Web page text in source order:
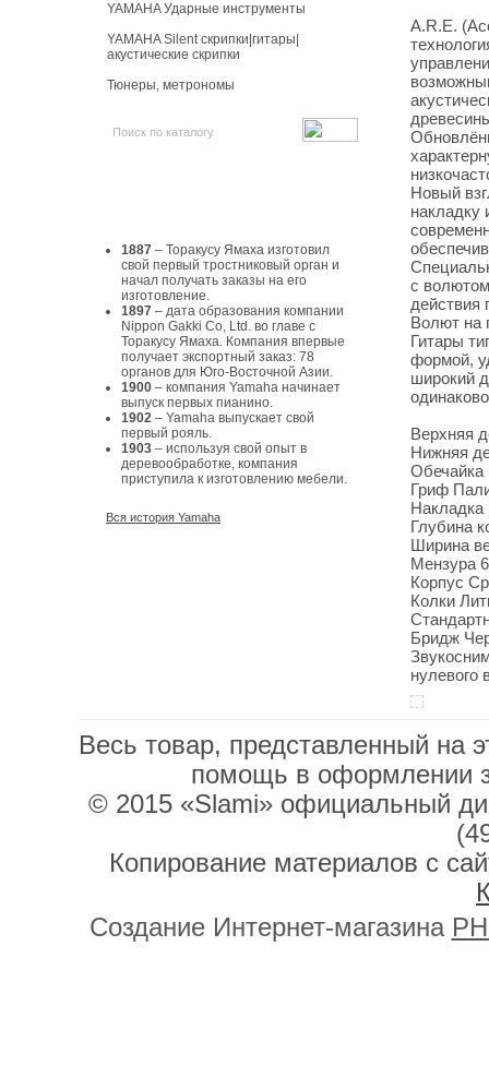
YAMAHA Ударные инструменты
YAMAHA Silent скрипки|гитары|
акустические скрипки
Тюнеры, метрономы
1887 – Торакусу Ямаха изготовил
свой первый тростниковый орган и
начал получать заказы на его
изготовление.
1897 – дата образования компании
Nippon Gakki Co, Ltd. во главе с
Торакусу Ямаха. Компания впервые
получает экспортный заказ: 78
органов для Юго-Восточной Азии.
1900 – компания Yamaha начинает
выпуск первых пианино.
1902 – Yamaha выпускает свой
первый рояль.
1903 – используя свой опыт в
деревообработке, компания
приступила к изготовлению мебели.
Вся история Yamaha
A.R.E.
Новый
накладку
с
действия
Волют на
Гитары
формой,
широкий
Верхняя
Нижняя
Обечайка
Гриф
Накладка
Глубина
Ширина
Мензура
Корпус
Колки
Бридж
нулевого
Весь товар, представленный на
помощь в оформлении
© 2015 «Slami» официальный
Копирование материалов с
Создание Интернет-магазина